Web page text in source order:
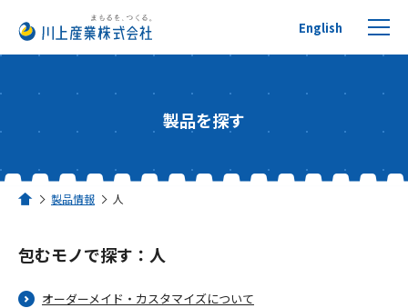
English
リサイクルへの取り組み
製品を探す
ホーム
製品情報 人
包むモノで探す：人
オーダーメイド・カスタマイズについて